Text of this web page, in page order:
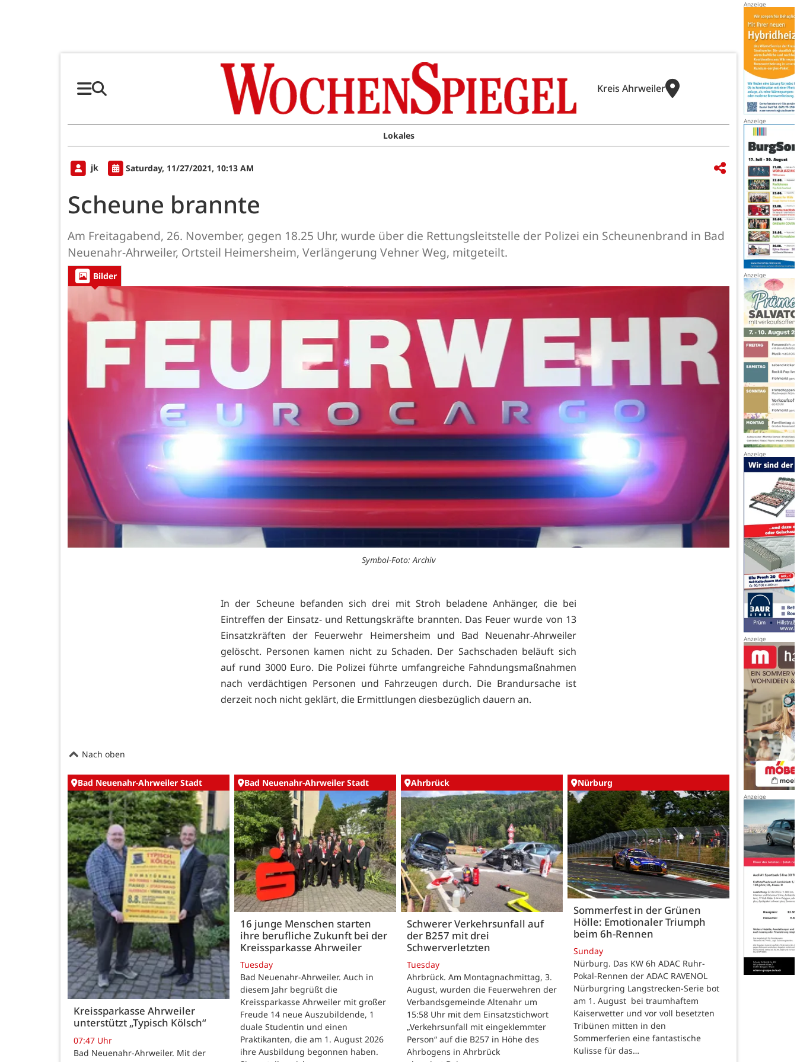
Kreis Ahrweiler
Lokales
jk Saturday, 11/27/2021, 10:13 AM
Scheune brannte
Am Freitagabend, 26. November, gegen 18.25 Uhr, wurde über die Rettungsleitstelle der Polizei ein Scheunenbrand in Bad
Neuenahr-Ahrweiler, Ortsteil Heimersheim, Verlängerung Vehner Weg, mitgeteilt.
Bilder
Symbol-Foto: Archiv
In der Scheune befanden sich drei mit Stroh beladene Anhänger, die bei
Eintreffen der Einsatz- und Rettungskräfte brannten. Das Feuer wurde von 13
Einsatzkräften der Feuerwehr Heimersheim und Bad Neuenahr-Ahrweiler
gelöscht. Personen kamen nicht zu Schaden. Der Sachschaden beläuft sich
auf rund 3000 Euro. Die Polizei führte umfangreiche Fahndungsmaßnahmen
nach verdächtigen Personen und Fahrzeugen durch. Die Brandursache ist
derzeit noch nicht geklärt, die Ermittlungen diesbezüglich dauern an.
Nach oben
Bad Neuenahr-Ahrweiler Stadt
Kreissparkasse Ahrweiler
unterstützt „Typisch Kölsch“
07:47 Uhr
Bad Neuenahr-Ahrweiler. Mit der
Bad Neuenahr-Ahrweiler Stadt
16 junge Menschen starten
ihre berufliche Zukunft bei der
Kreissparkasse Ahrweiler
Tuesday
Bad Neuenahr-Ahrweiler. Auch in
diesem Jahr begrüßt die
Kreissparkasse Ahrweiler mit großer
Freude 14 neue Auszubildende, 1
duale Studentin und einen
Praktikanten, die am 1. August 2026
ihre Ausbildung begonnen haben.
Ahrbrück
Schwerer Verkehrsunfall auf
der B257 mit drei
Schwerverletzten
Tuesday
Ahrbrück. Am Montagnachmittag, 3.
August, wurden die Feuerwehren der
Verbandsgemeinde Altenahr um
15:58 Uhr mit dem Einsatzstichwort
„Verkehrsunfall mit eingeklemmter
Person“ auf die B257 in Höhe des
Ahrbogens in Ahrbrück
Nürburg
Sommerfest in der Grünen
Hölle: Emotionaler Triumph
beim 6h-Rennen
Sunday
Nürburg. Das KW 6h ADAC Ruhr-
Pokal-Rennen der ADAC RAVENOL
Nürburgring Langstrecken-Serie bot
am 1. August bei traumhaftem
Kaiserwetter und vor voll besetzten
Tribünen mitten in den
Sommerferien eine fantastische
Kulisse für das…